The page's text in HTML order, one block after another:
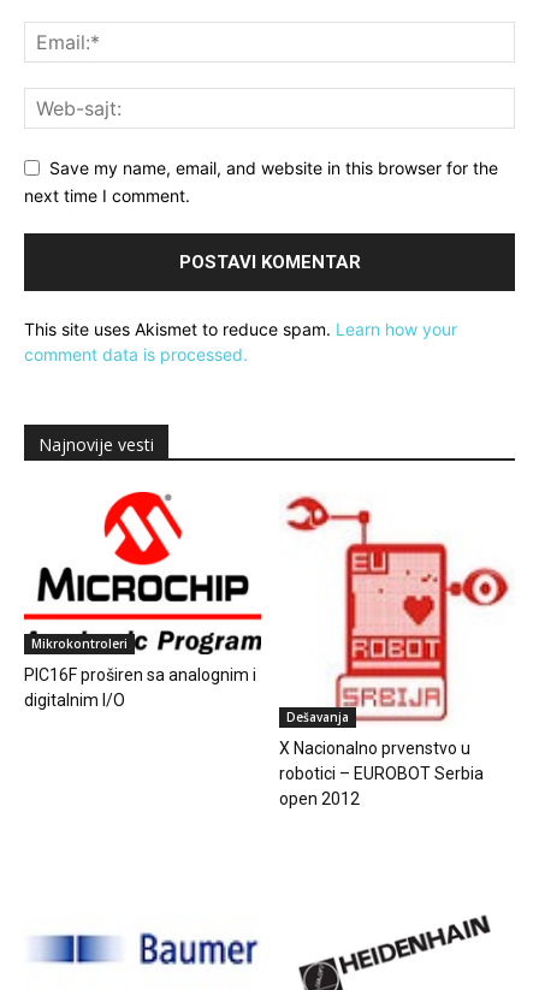
Save my name, email, and website in this browser for the
next time I comment.
This site uses Akismet to reduce spam. Learn how your
comment data is processed.
Najnovije vesti
Mikrokontroleri
PIC16F proširen sa analognim i
digitalnim I/O
Dešavanja
X Nacionalno prvenstvo u
robotici – EUROBOT Serbia
open 2012